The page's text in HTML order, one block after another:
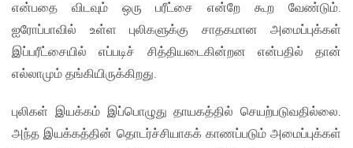
என்பதை விடவும் ஒரு பரீட்சை என்றே கூற வேண்டும்.
ஐரோப்பாவில் உள்ள புலிகளுக்கு சாதகமான அமைப்புக்கள்
இப்பரீட்சையில் எப்படிச் சித்தியடைகின்றன என்பதில் தான்
எல்லாமும் தங்கியிருக்கிறது.
புலிகள் இயக்கம் இப்பொழுது தாயகத்தில் செயற்படுவதில்லை.
அந்த இயக்கத்தின் தொடர்ச்சியாகக் காணப்படும் அமைப்புக்கள்